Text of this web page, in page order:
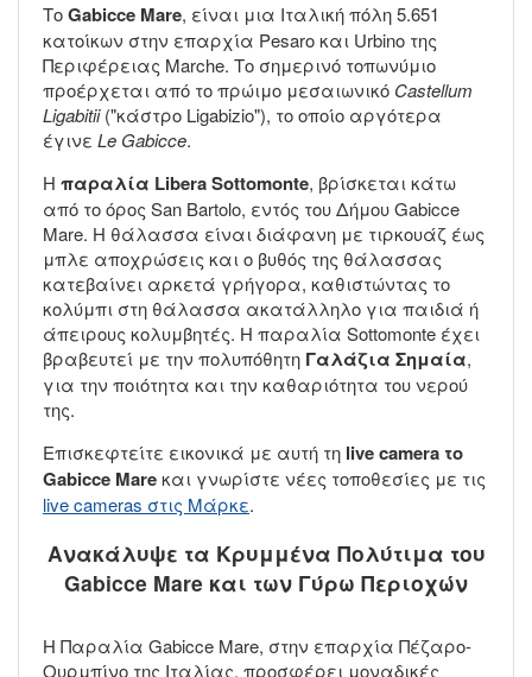
ΤοGabicce Mare, είναι μια Ιταλική πόλη 5.651
κατοίκων στην επαρχία Pesaro και Urbino της
Περιφέρειας Marche. Το σημερινό τοπωνύμιο
προέρχεται από το πρώιμο μεσαιωνικό Castellum
Ligabitii("κάστρο Ligabizio"), το οποίο αργότερα
έγινε Le Gabicce.
Η παραλία Libera Sottomonte, βρίσκεται κάτω
από το όρος San Bartolo, εντός του Δήμου Gabicce
Mare. Η θάλασσα είναι διάφανη με τιρκουάζ έως
μπλε αποχρώσεις και ο βυθός της θάλασσας
κατεβαίνει αρκετά γρήγορα, καθιστώντας το
κολύμπι στη θάλασσα ακατάλληλο για παιδιά ή
άπειρους κολυμβητές. Η παραλία Sottomonte έχει
βραβευτεί με την πολυπόθητη Γαλάζια Σημαία,
για την ποιότητα και την καθαριότητα του νερού
της.
Επισκεφτείτε εικονικά με αυτή τη livecamera το
Gabicce Mareκαι γνωρίστε νέες τοποθεσίες με τις
live cameras στις Μάρκε.
Ανακάλυψε τα Κρυμμένα Πολύτιμα του
Gabicce Mare και των Γύρω Περιοχών
Η Παραλία Gabicce Mare, στην επαρχία Πέζαρο-
Ουρμπίνο της Ιταλίας, προσφέρει μοναδικές